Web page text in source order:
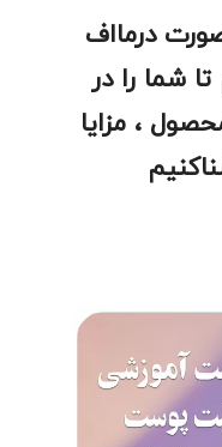
درمااف
شما را در
، مزایا